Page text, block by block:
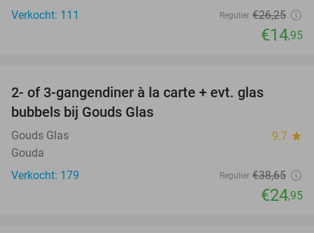
Verkocht: 111
Regulier €26,25
€14,95
2- of 3-gangendiner à la carte + evt. glas
bubbels bij Gouds Glas
Gouds Glas 9.7 star
Gouda
Verkocht: 179
Regulier €38,65
€24,95